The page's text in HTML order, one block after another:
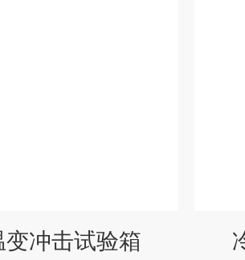
变冲击试验箱